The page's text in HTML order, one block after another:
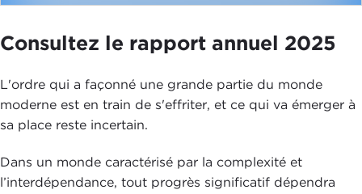
Consultez le rapport annuel 2025
L'ordre qui a façonné une grande partie du monde
moderne est en train de s'effriter, et ce qui va émerger à
sa place reste incertain.
Dans un monde caractérisé par la complexité et
l’interdépendance, tout progrès significatif dépendra